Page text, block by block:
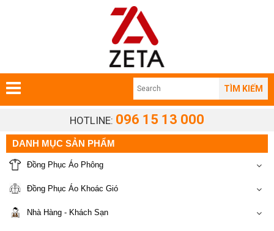
TÌM KIẾM
HOTLINE: 096 15 13 000
DANH MỤC SẢN PHẨM
Đồng Phục Áo Phông
Đồng Phục Áo Khoác Gió
Nhà Hàng - Khách Sạn